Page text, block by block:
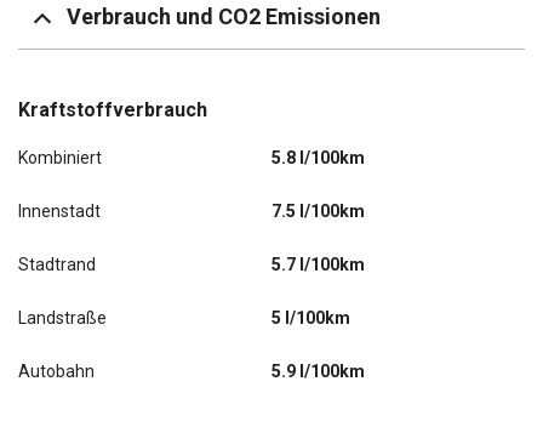
Verbrauch und CO2 Emissionen
Kraftstoffverbrauch
Kombiniert 5.8 l/100km
Innenstadt 7.5 l/100km
Stadtrand 5.7 l/100km
Landstraße 5 l/100km
Autobahn 5.9 l/100km